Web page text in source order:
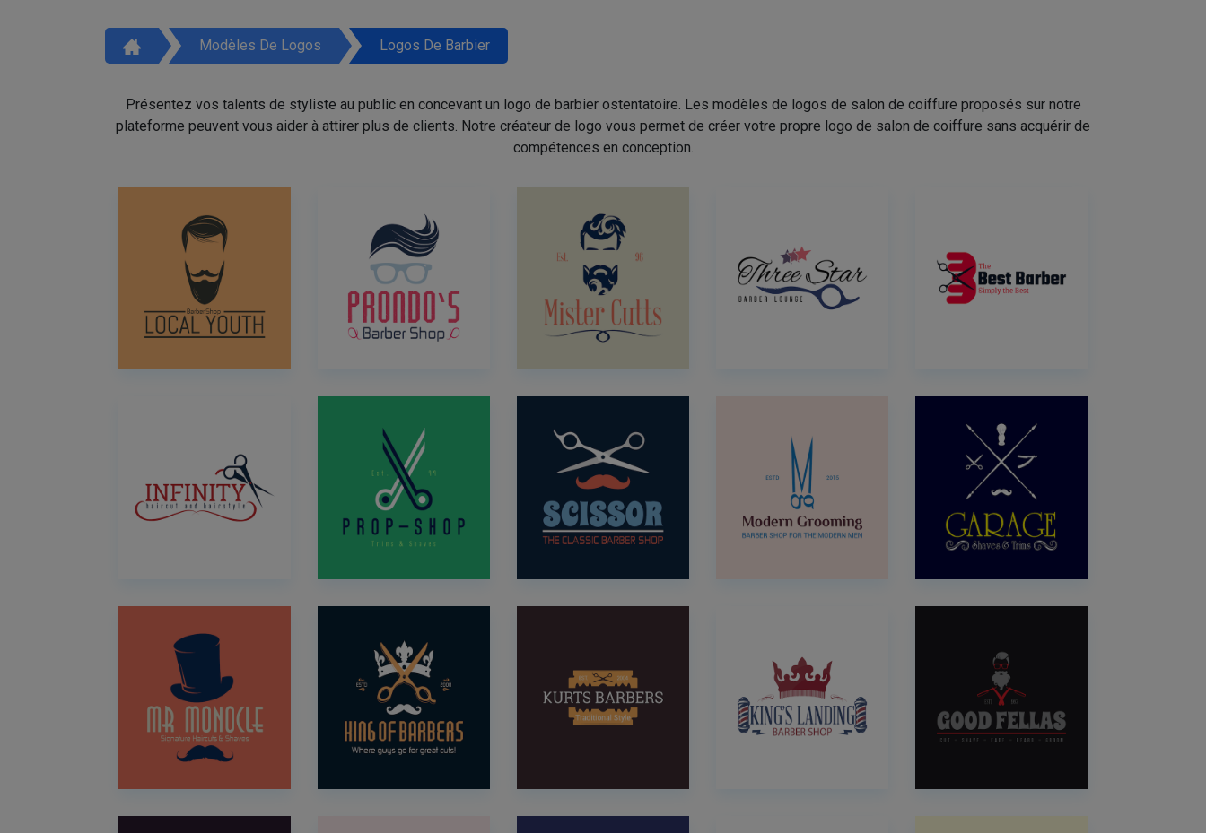
Modèles De Logos Logos De Barbier
Présentez vos talents de styliste au public en concevant un logo de barbier ostentatoire. Les modèles de logos de salon de coiffure proposés sur notre
plateforme peuvent vous aider à attirer plus de clients. Notre créateur de logo vous permet de créer votre propre logo de salon de coiffure sans acquérir de
compétences en conception.